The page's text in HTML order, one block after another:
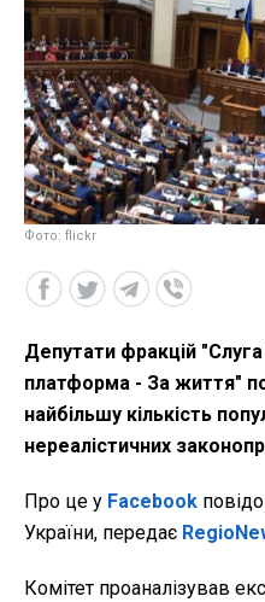
Фото: flickr
Депутати фракцій
платформа - За життя"
найбільшу кількість
нереалістичних
Про це у Facebook
України, передає
Комітет проаналізував